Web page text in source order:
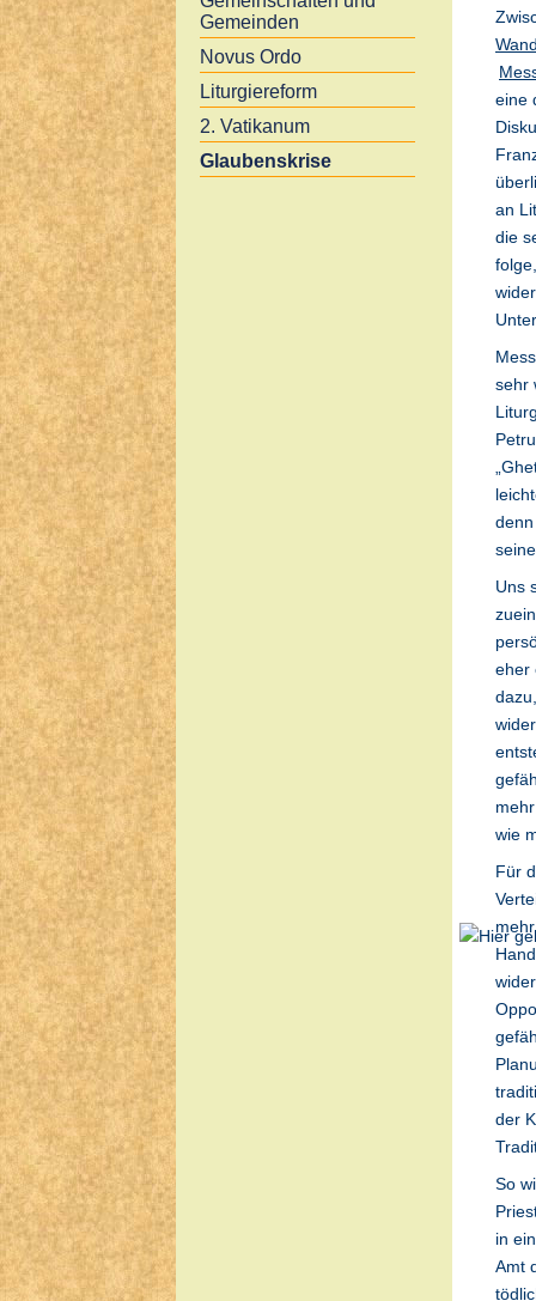
Gemeinden
Novus Ordo
Liturgiereform
2. Vatikanum
Glaubenskrise
eine
an
die
sehr
Uns
eher
wie
Für
der
So
in
Amt